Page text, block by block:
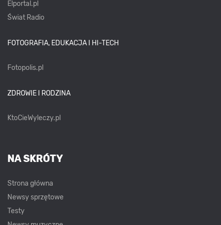
Elportal.pl
Świat Radio
FOTOGRAFIA, EDUKACJA I HI-TECH
Fotopolis.pl
ZDROWIE I RODZINA
KtoCieWyleczy.pl
NA SKRÓTY
Strona główna
Newsy sprzętowe
Testy